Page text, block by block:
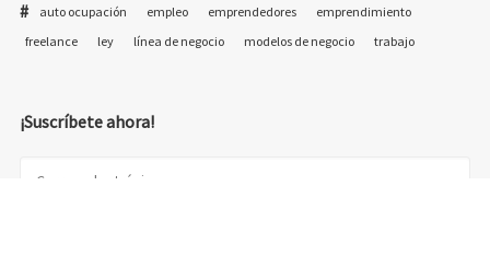
auto ocupación empleo emprendedores
emprendimiento
freelance
ley línea de negocio modelos de negocio trabajo
¡Suscríbete ahora!